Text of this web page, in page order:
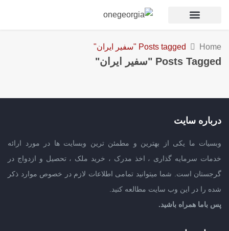
Home Posts tagged "سفیر ایران"
Posts Tagged "سفیر ایران"
درباره سایت
وبسیات ما یکی از بهترین و مطمئن ترین وبسایت ها در مورد ارائه
خدمات سرمایه گذاری ، اخذ مدرک ، خرید ملک ، تحصیل و ازدواج در
گرجستان است. شما میتوانید تمامی اطلاعات لازم در خصوص موارد ذکر
شده را در این وب سایت مطالعه کنید.
پس باما همراه باشید.